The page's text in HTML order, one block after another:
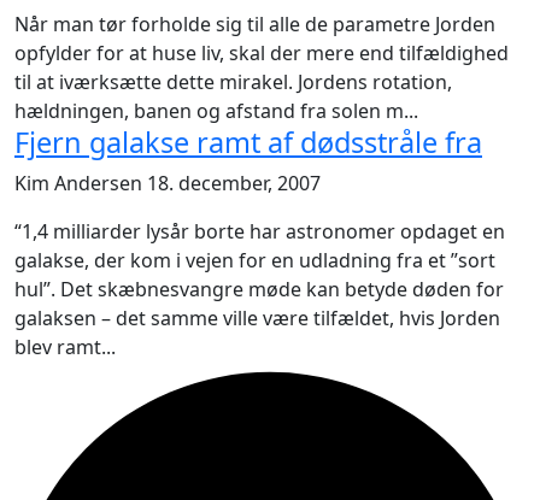
Når man tør forholde sig til alle de parametre Jorden
opfylder for at huse liv, skal der mere end tilfældighed
til at iværksætte dette mirakel. Jordens rotation,
hældningen, banen og afstand fra solen m...
Fjern galakse ramt af dødsstråle fra
Kim Andersen 18. december, 2007
“1,4 milliarder lysår borte har astronomer opdaget en
galakse, der kom i vejen for en udladning fra et ”sort
hul”. Det skæbnesvangre møde kan betyde døden for
galaksen – det samme ville være tilfældet, hvis Jorden
blev ramt...